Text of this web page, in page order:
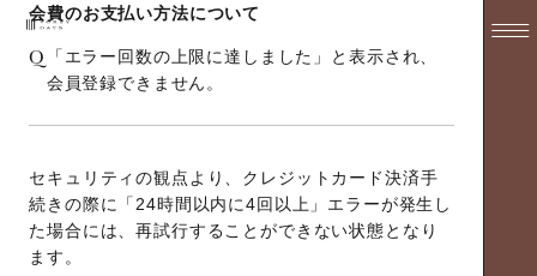
会費のお支払い方法について
Q
「エラー回数の上限に達しました」と表示され、
会員登録できません。
セキュリティの観点より、クレジットカード決済手
続きの際に「24時間以内に4回以上」エラーが発生し
た場合には、再試行することができない状態となり
ます。